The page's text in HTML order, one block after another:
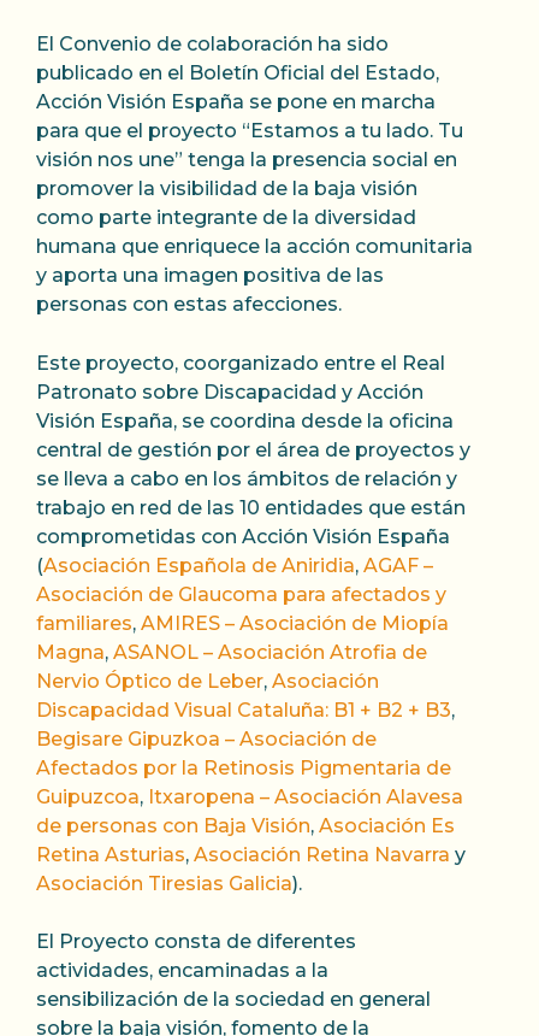
El Convenio de colaboración ha sido
publicado en el Boletín Oficial del Estado,
Acción Visión España se pone en marcha
para que el proyecto “Estamos a tu lado. Tu
visión nos une” tenga la presencia social en
promover la visibilidad de la baja visión
como parte integrante de la diversidad
humana que enriquece la acción comunitaria
y aporta una imagen positiva de las
personas con estas afecciones.
Epic Wins Await in the
Luxury Casino Arena!
Welcome to the world of luxury casinos,
where epic wins and unforgettable
experiences await! Whether you’re a
seasoned gambler or just looking for a taste
of the high life, the luxury casino arena offers
an unparalleled level of excitement and
opulence. From the glitz and glamour of Las
Vegas to the sophistication of Monte Carlo,
these exclusive establishments cater to the
most discerning clientele, promising a truly
extraordinary gaming experience.
In this article, we will explore the thrilling
world of luxury casinos and delve into the
reasons why they continue to captivate the
We will uncover the secrets behind their
success, from their lavish interiors and
world-class entertainment to their
exceptional customer service. Join us as we
Este proyecto, coorganizado entre el Real
Patronato sobre Discapacidad y Acción
Visión España, se coordina desde la oficina
central de gestión por el área de proyectos y
se lleva a cabo en los ámbitos de relación y
trabajo en red de las 10 entidades que están
comprometidas con Acción Visión España
(Asociación Española de Aniridia, AGAF –
Asociación de Glaucoma para afectados y
familiares, AMIRES – Asociación de Miopía
Magna, ASANOL – Asociación Atrofia de
Nervio Óptico de Leber, Asociación
Discapacidad Visual Cataluña: B1 + B2 + B3,
Begisare Gipuzkoa – Asociación de
Afectados por la Retinosis Pigmentaria de
Guipuzcoa, Itxaropena – Asociación Alavesa
de personas con Baja Visión, Asociación Es
Retina Asturias, Asociación Retina Navarra y
Asociación Tiresias Galicia).
El Proyecto consta de diferentes
actividades, encaminadas a la
sensibilización de la sociedad en general
sobre la baja visión, fomento de la